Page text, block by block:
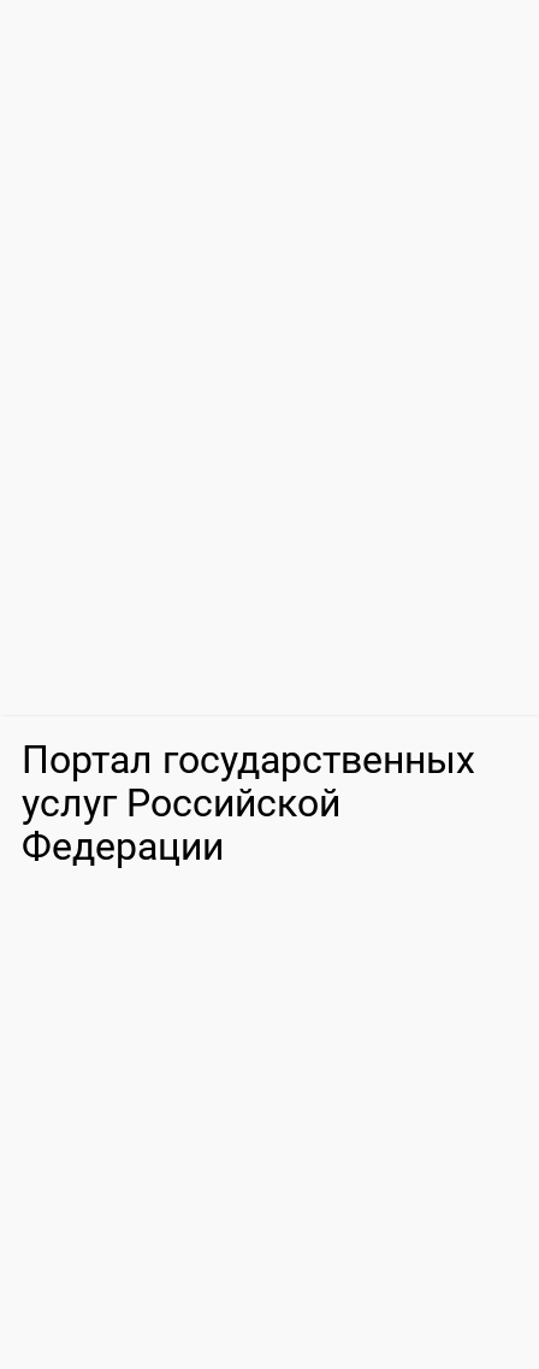
Портал государственных
услуг Российской
Федерации